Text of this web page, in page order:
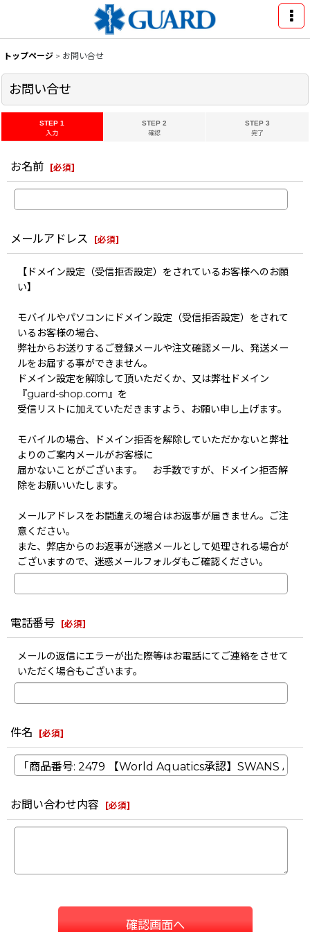
トップページ > お問い合せ
お問い合せ
STEP 1
入力
STEP 2
確認
STEP 3
完了
お名前 [必須]
メールアドレス [必須]
【ドメイン設定（受信拒否設定）をされているお客様へのお願
い】
モバイルやパソコンにドメイン設定（受信拒否設定）をされて
いるお客様の場合、
弊社からお送りするご登録メールや注文確認メール、発送メー
ルをお届する事ができません。
ドメイン設定を解除して頂いただくか、又は弊社ドメイン
『guard-shop.com』を
受信リストに加えていただきますよう、お願い申し上げます。
モバイルの場合、ドメイン拒否を解除していただかないと弊社
よりのご案内メールがお客様に
届かないことがございます。 お手数ですが、ドメイン拒否解
除をお願いいたします。
メールアドレスをお間違えの場合はお返事が届きません。ご注
意ください。
また、弊店からのお返事が迷惑メールとして処理される場合が
ございますので、迷惑メールフォルダもご確認ください。
電話番号 [必須]
メールの返信にエラーが出た際等はお電話にてご連絡をさせて
いただく場合もございます。
件名 [必須]
お問い合わせ内容 [必須]
確認画面へ